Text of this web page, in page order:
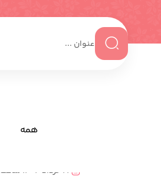
همه
22 خرداد 1404 ساعت 20:08